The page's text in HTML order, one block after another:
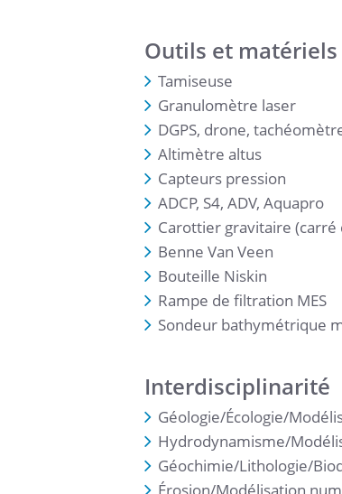
Outils et matériels
Tamiseuse
Granulomètre laser
DGPS, drone,
Altimètre altus
Capteurs pression
ADCP, S4, ADV, Aquapro
Carottier gravitaire (carré
Benne Van Veen
Bouteille Niskin
Rampe de filtration MES
Sondeur bathymétrique
Interdisciplinarité
Géologie/Écologie/
Hydrodynamisme/
Géochimie/Lithologie/